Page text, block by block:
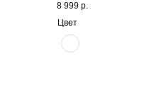
8 999 р.
Цвет